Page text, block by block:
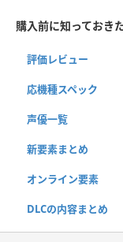
購入前に知っておき
評価レビュー
応機種スペック
声優一覧
新要素まとめ
オンライン要素
DLCの内容まとめ